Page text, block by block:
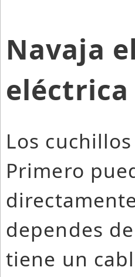
Navaja
eléctrica
Los
Primero
dependes
tiene un